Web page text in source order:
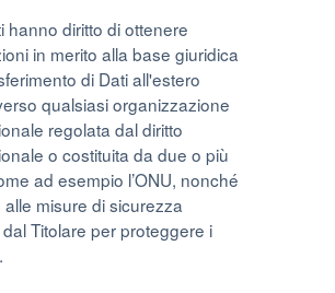
hanno diritto di ottenere
in merito alla base giuridica
di Dati all'estero
qualsiasi organizzazione
regolata dal diritto
o costituita da due o più
ad esempio l’ONU, nonché
alle misure di sicurezza
Titolare per proteggere i